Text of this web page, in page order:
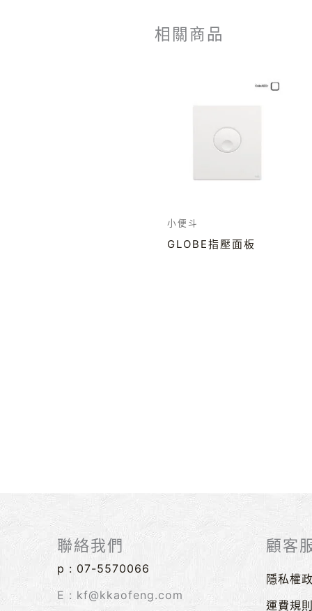
相關商品
小便斗
GLOBE指壓面板
聯絡我們
p : 07-5570066
E : kf@kkaofeng.com
顧客
隱私權
運費規